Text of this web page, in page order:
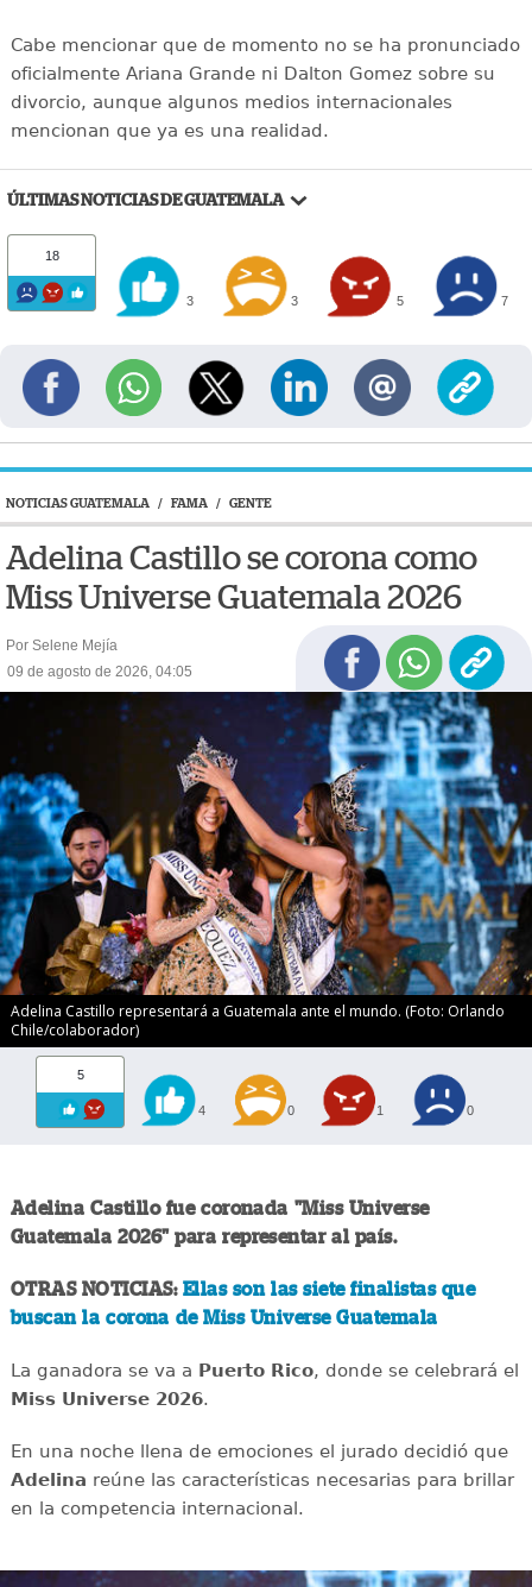
Cabe mencionar que de momento no se ha pronunciado
oficialmente Ariana Grande ni Dalton Gomez sobre su
divorcio, aunque algunos medios internacionales
mencionan que ya es una realidad.
ÚLTIMAS NOTICIAS DE GUATEMALA
18
3 3 5 7
NOTICIAS GUATEMALA / FAMA / GENTE
Adelina Castillo se corona como
Miss Universe Guatemala 2026
Por Selene Mejía
09 de agosto de 2026, 04:05
Adelina Castillo representará a Guatemala ante el mundo. (Foto: Orlando
Chile/colaborador)
5
4 0 1 0
Adelina Castillo fue coronada "Miss Universe
Guatemala 2026" para representar al país.
OTRAS NOTICIAS: Ellas son las siete finalistas que
buscan la corona de Miss Universe Guatemala
La ganadora se va a Puerto Rico, donde se celebrará el
Miss Universe 2026.
En una noche llena de emociones el jurado decidió que
Adelina reúne las características necesarias para brillar
en la competencia internacional.